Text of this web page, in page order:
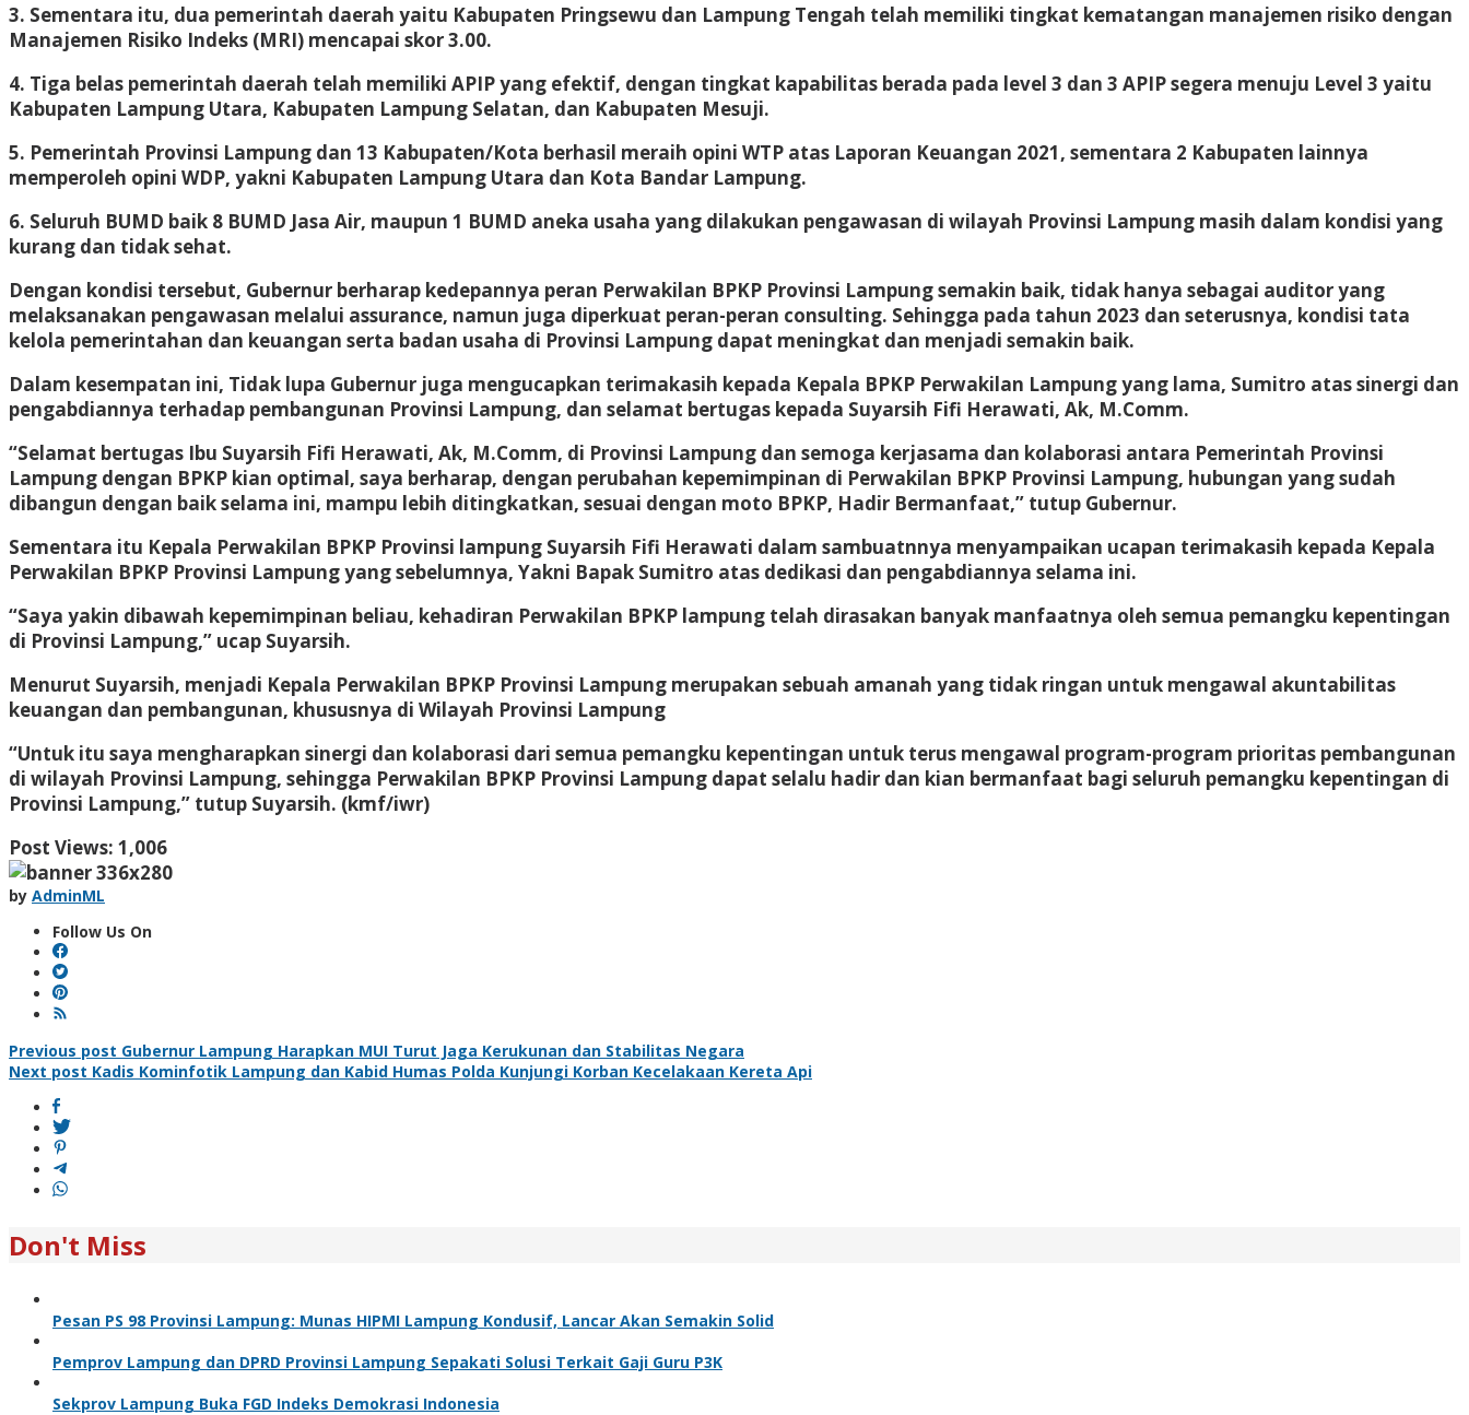
3. Sementara itu, dua pemerintah daerah yaitu Kabupaten Pringsewu dan Lampung Tengah telah memiliki tingkat kematangan manajemen risiko dengan
Manajemen Risiko Indeks (MRI) mencapai skor 3.00.
4. Tiga belas pemerintah daerah telah memiliki APIP yang efektif, dengan tingkat kapabilitas berada pada level 3 dan 3 APIP segera menuju Level 3 yaitu
Kabupaten Lampung Utara, Kabupaten Lampung Selatan, dan Kabupaten Mesuji.
5. Pemerintah Provinsi Lampung dan 13 Kabupaten/Kota berhasil meraih opini WTP atas Laporan Keuangan 2021, sementara 2 Kabupaten lainnya
memperoleh opini WDP, yakni Kabupaten Lampung Utara dan Kota Bandar Lampung.
6. Seluruh BUMD baik 8 BUMD Jasa Air, maupun 1 BUMD aneka usaha yang dilakukan pengawasan di wilayah Provinsi Lampung masih dalam kondisi yang
kurang dan tidak sehat.
Dengan kondisi tersebut, Gubernur berharap kedepannya peran Perwakilan BPKP Provinsi Lampung semakin baik, tidak hanya sebagai auditor yang
melaksanakan pengawasan melalui assurance, namun juga diperkuat peran-peran consulting. Sehingga pada tahun 2023 dan seterusnya, kondisi tata
kelola pemerintahan dan keuangan serta badan usaha di Provinsi Lampung dapat meningkat dan menjadi semakin baik.
Dalam kesempatan ini, Tidak lupa Gubernur juga mengucapkan terimakasih kepada Kepala BPKP Perwakilan Lampung yang lama, Sumitro atas sinergi dan
pengabdiannya terhadap pembangunan Provinsi Lampung, dan selamat bertugas kepada Suyarsih Fifi Herawati, Ak, M.Comm.
“Selamat bertugas Ibu Suyarsih Fifi Herawati, Ak, M.Comm, di Provinsi Lampung dan semoga kerjasama dan kolaborasi antara Pemerintah Provinsi
Lampung dengan BPKP kian optimal, saya berharap, dengan perubahan kepemimpinan di Perwakilan BPKP Provinsi Lampung, hubungan yang sudah
dibangun dengan baik selama ini, mampu lebih ditingkatkan, sesuai dengan moto BPKP, Hadir Bermanfaat,” tutup Gubernur.
Sementara itu Kepala Perwakilan BPKP Provinsi lampung Suyarsih Fifi Herawati dalam sambuatnnya menyampaikan ucapan terimakasih kepada Kepala
Perwakilan BPKP Provinsi Lampung yang sebelumnya, Yakni Bapak Sumitro atas dedikasi dan pengabdiannya selama ini.
“Saya yakin dibawah kepemimpinan beliau, kehadiran Perwakilan BPKP lampung telah dirasakan banyak manfaatnya oleh semua pemangku kepentingan
di Provinsi Lampung,” ucap Suyarsih.
Menurut Suyarsih, menjadi Kepala Perwakilan BPKP Provinsi Lampung merupakan sebuah amanah yang tidak ringan untuk mengawal akuntabilitas
keuangan dan pembangunan, khususnya di Wilayah Provinsi Lampung
“Untuk itu saya mengharapkan sinergi dan kolaborasi dari semua pemangku kepentingan untuk terus mengawal program-program prioritas pembangunan
di wilayah Provinsi Lampung, sehingga Perwakilan BPKP Provinsi Lampung dapat selalu hadir dan kian bermanfaat bagi seluruh pemangku kepentingan di
Provinsi Lampung,” tutup Suyarsih. (kmf/iwr)
Post Views: 1,006
by AdminML
Follow Us On
Post
navigation
Previous post Gubernur Lampung Harapkan MUI Turut Jaga Kerukunan dan Stabilitas Negara
Next post Kadis Kominfotik Lampung dan Kabid Humas Polda Kunjungi Korban Kecelakaan Kereta Api
Don't Miss
Pesan PS 98 Provinsi Lampung: Munas HIPMI Lampung Kondusif, Lancar Akan Semakin Solid
Pemprov Lampung dan DPRD Provinsi Lampung Sepakati Solusi Terkait Gaji Guru P3K
Sekprov Lampung Buka FGD Indeks Demokrasi Indonesia